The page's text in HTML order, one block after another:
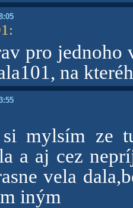
:
pro jednoho
na
mylsím ze
a aj cez
vela
iným